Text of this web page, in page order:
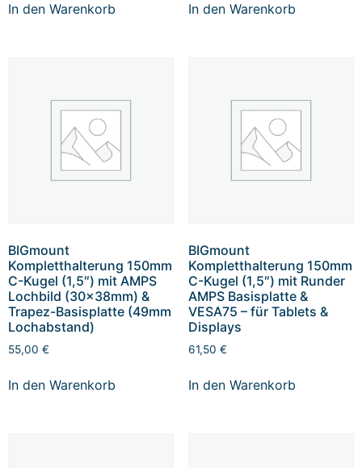
In den Warenkorb In den Warenkorb
BIGmount
Kompletthalterung 150mm
C-Kugel (1,5″) mit AMPS
Lochbild (30x38mm) &
Trapez-Basisplatte (49mm
Lochabstand)
55,00 €
In den Warenkorb
BIGmount
Kompletthalterung 150mm
C-Kugel (1,5″) mit Runder
AMPS Basisplatte &
VESA75 – für Tablets &
Displays
61,50 €
In den Warenkorb